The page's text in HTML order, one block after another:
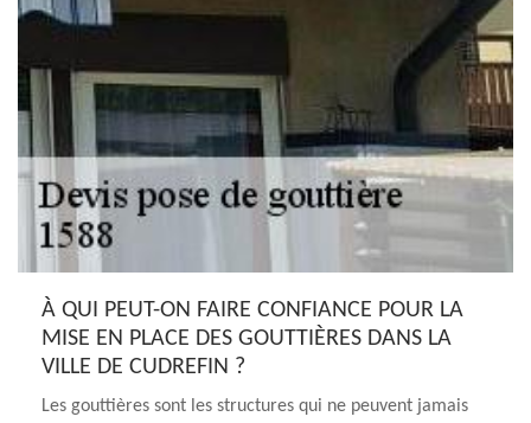
À QUI PEUT-ON FAIRE CONFIANCE POUR LA
MISE EN PLACE DES GOUTTIÈRES DANS LA
VILLE DE CUDREFIN ?
Les gouttières sont les structures qui ne peuvent jamais